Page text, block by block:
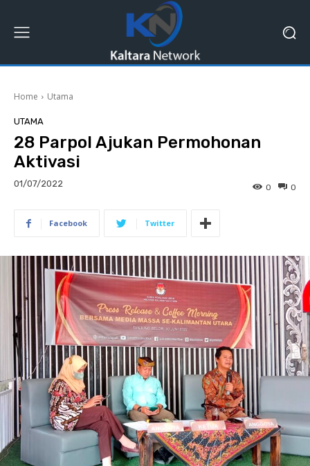
Home Utama
UTAMA
28 Parpol Ajukan Permohonan
Aktivasi
01/07/2022 0
0
Facebook Twitter